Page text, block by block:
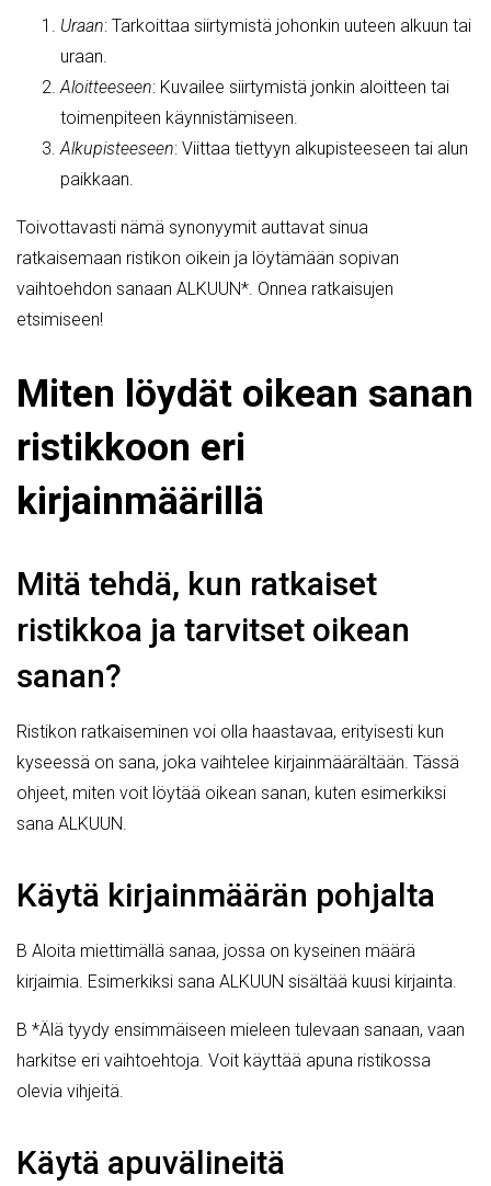
Uraan: Tarkoittaa siirtymistä johonkin uuteen alkuun tai
uraan.
Aloitteeseen: Kuvailee siirtymistä jonkin aloitteen tai
toimenpiteen käynnistämiseen.
Alkupisteeseen: Viittaa tiettyyn alkupisteeseen tai alun
paikkaan.
Toivottavasti nämä synonyymit auttavat sinua
ratkaisemaan ristikon oikein ja löytämään sopivan
vaihtoehdon sanaan ALKUUN*. Onnea ratkaisujen
etsimiseen!
Miten löydät oikean sanan
ristikkoon eri
kirjainmäärillä
Mitä tehdä, kun ratkaiset
ristikkoa ja tarvitset oikean
sanan?
Ristikon ratkaiseminen voi olla haastavaa, erityisesti kun
kyseessä on sana, joka vaihtelee kirjainmäärältään. Tässä
ohjeet, miten voit löytää oikean sanan, kuten esimerkiksi
sana ALKUUN.
Käytä kirjainmäärän pohjalta
B Aloita miettimällä sanaa, jossa on kyseinen määrä
kirjaimia. Esimerkiksi sana ALKUUN sisältää kuusi kirjainta.
B *Älä tyydy ensimmäiseen mieleen tulevaan sanaan, vaan
harkitse eri vaihtoehtoja. Voit käyttää apuna ristikossa
olevia vihjeitä.
Käytä apuvälineitä